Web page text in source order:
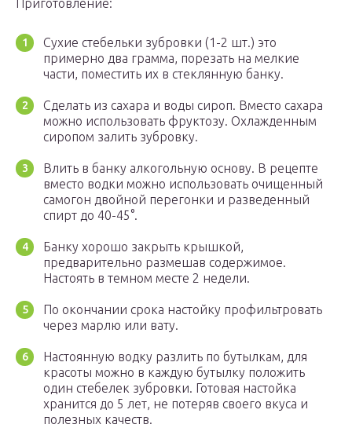
Приготовление:
Сухие стебельки зубровки (1-2 шт.) это
примерно два грамма, порезать на мелкие
части, поместить их в стеклянную банку.
Сделать из сахара и воды сироп. Вместо сахара
можно использовать фруктозу. Охлажденным
сиропом залить зубровку.
Влить в банку алкогольную основу. В рецепте
вместо водки можно использовать очищенный
самогон двойной перегонки и разведенный
спирт до 40-45°.
Банку хорошо закрыть крышкой,
предварительно размешав содержимое.
Настоять в темном месте 2 недели.
По окончании срока настойку профильтровать
через марлю или вату.
Настоянную водку разлить по бутылкам, для
красоты можно в каждую бутылку положить
один стебелек зубровки. Готовая настойка
хранится до 5 лет, не потеряв своего вкуса и
полезных качеств.